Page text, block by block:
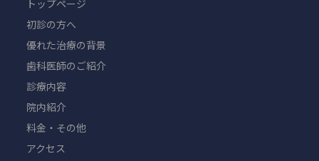
トップページ
初診の方へ
優れた治療の背景
歯科医師のご紹介
診療内容
院内紹介
料金・その他
アクセス